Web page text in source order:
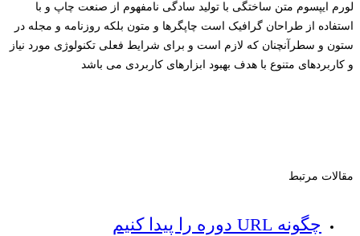
لورم ایپسوم متن ساختگی با تولید سادگی نامفهوم از صنعت چاپ و با
استفاده از طراحان گرافیک است چاپگرها و متون بلکه روزنامه و مجله در
ستون و سطرآنچنان که لازم است و برای شرایط فعلی تکنولوژی مورد نیاز
و کاربردهای متنوع با هدف بهبود ابزارهای کاربردی می باشد
مقالات مرتبط
چگونه URL دوره را پیدا کنیم